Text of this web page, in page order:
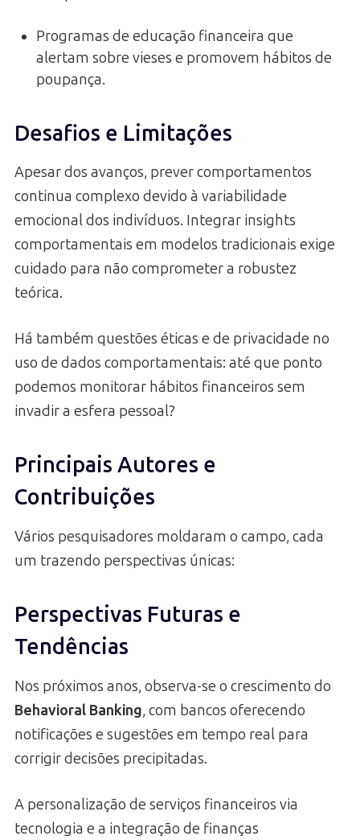
Programas de educação financeira que
alertam sobre vieses e promovem hábitos de
poupança.
Desafios e Limitações
Apesar dos avanços, prever comportamentos
continua complexo devido à variabilidade
emocional dos indivíduos. Integrar insights
comportamentais em modelos tradicionais exige
cuidado para não comprometer a robustez
teórica.
Há também questões éticas e de privacidade no
uso de dados comportamentais: até que ponto
podemos monitorar hábitos financeiros sem
invadir a esfera pessoal?
Principais Autores e
Contribuições
Vários pesquisadores moldaram o campo, cada
um trazendo perspectivas únicas:
Perspectivas Futuras e
Tendências
Nos próximos anos, observa-se o crescimento do
Behavioral Banking, com bancos oferecendo
notificações e sugestões em tempo real para
corrigir decisões precipitadas.
A personalização de serviços financeiros via
tecnologia e a integração de finanças